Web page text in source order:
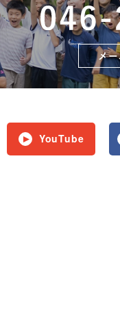
YouTube